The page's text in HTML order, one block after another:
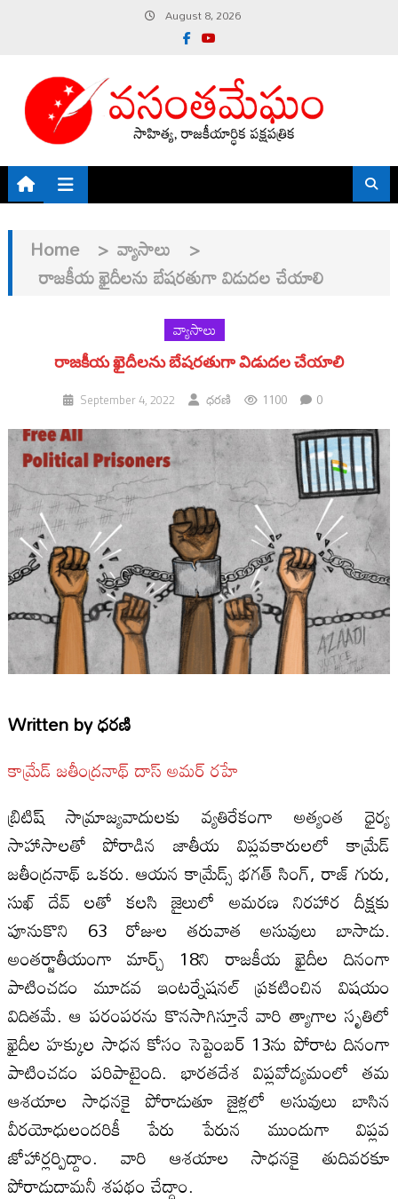
content
August 8, 2026
Home > వ్యాసాలు >
రాజకీయ ఖైదీలను బేషరతుగా విడుదల చేయాలి
వ్యాసాలు
రాజకీయ ఖైదీలను బేషరతుగా విడుదల చేయాలి
September 4, 2022 ధరణి 1100 0
Written byధరణి
కామ్రేడ్ జతీంద్రనాథ్ దాస్ అమర్ రహే
బ్రిటిష్ సామ్రాజ్యవాదులకు వ్యతిరేకంగా అత్యంత ధైర్య
సాహాసాలతో పోరాడిన జాతీయ విప్లవకారులలో కామ్రేడ్
జతీంద్రనాథ్ ఒకరు. ఆయన కామ్రేడ్స్ భగత్ సింగ్, రాజ్ గురు,
సుఖ్ దేవ్ లతో కలసి జైలులో అమరణ నిరహార దీక్షకు
పూనుకొని 63 రోజుల తరువాత అసువులు బాసాడు.
అంతర్జాతీయంగా మార్చ్ 18ని రాజకీయ ఖైదీల దినంగా
పాటించడం మూడవ ఇంటర్నేషనల్ ప్రకటించిన విషయం
విదితమే. ఆ పరంపరను కొనసాగిస్తూనే వారి త్యాగాల సృతిలో
ఖైదీల హక్కుల సాధన కోసం సెప్టెంబర్ 13ను పోరాట దినంగా
పాటించడం పరిపాటైంది. భారతదేశ విప్లవోద్యమంలో తమ
ఆశయాల సాధనకై పోరాడుతూ జైళ్లలో అసువులు బాసిన
వీరయోధులందరికీ పేరు పేరున ముందుగా విప్లవ
జోహార్లర్పిద్దాం. వారి ఆశయాల సాధనకై తుదివరకూ
పోరాడుదామనీ శపథం చేద్దాం.